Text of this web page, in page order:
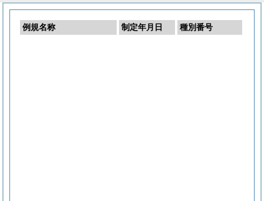
例規名称 制定年月日 種別番号